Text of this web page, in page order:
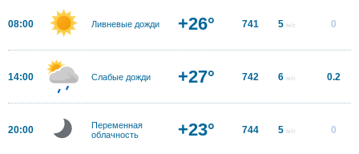
08:00 Ливневые дожди +26° 741 5 м/с 0
14:00 Слабые дожди +27° 742 6 м/с 0.2
20:00
Переменная
облачность
+23° 744 5 м/с 0